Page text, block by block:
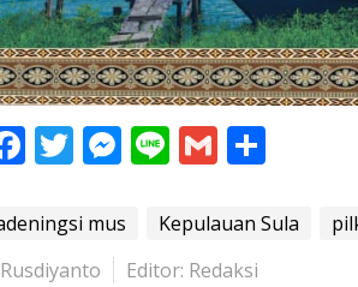
F
ac
e
b
T
w
itt
er
M
e
ss
e
Li
n
e
G
m
ai
l
ar
mus Kepulauan Sula
Editor: Redaksi